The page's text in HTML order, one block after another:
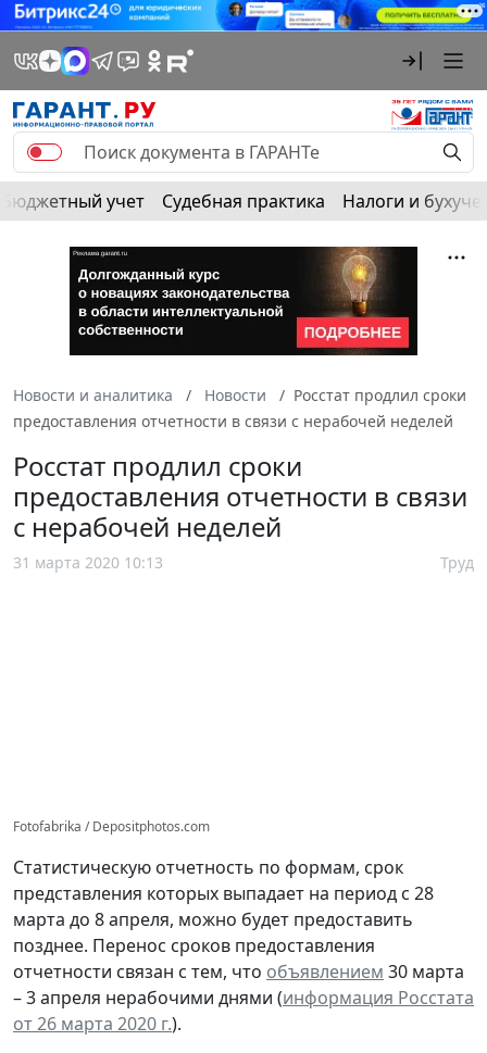
Бюджетный учет Судебная практика Налоги и
Новости и аналитика Новости
Росстат продлил сроки
предоставления отчетности в связи с нерабочей неделей
Росстат продлил сроки
предоставления отчетности в связи
с нерабочей неделей
31 марта 2020 10:13 Труд
Fotofabrika / Depositphotos.com
Статистическую отчетность по формам, срок
представления которых выпадает на период с 28
марта до 8 апреля, можно будет предоставить
позднее. Перенос сроков предоставления
отчетности связан с тем, что объявлением 30 марта
– 3 апреля нерабочими днями (информация Росстата
от 26 марта 2020 г.).